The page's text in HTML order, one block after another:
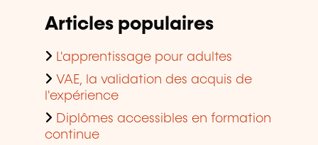
Articles populaires
L'apprentissage pour adultes
VAE, la validation des acquis de
l'expérience
Diplômes accessibles en formation
continue